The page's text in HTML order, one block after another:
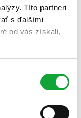
Títo partneri
s ďalšími
od vás získali,